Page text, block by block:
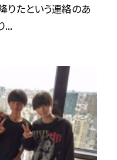
りたという連絡のあ
...